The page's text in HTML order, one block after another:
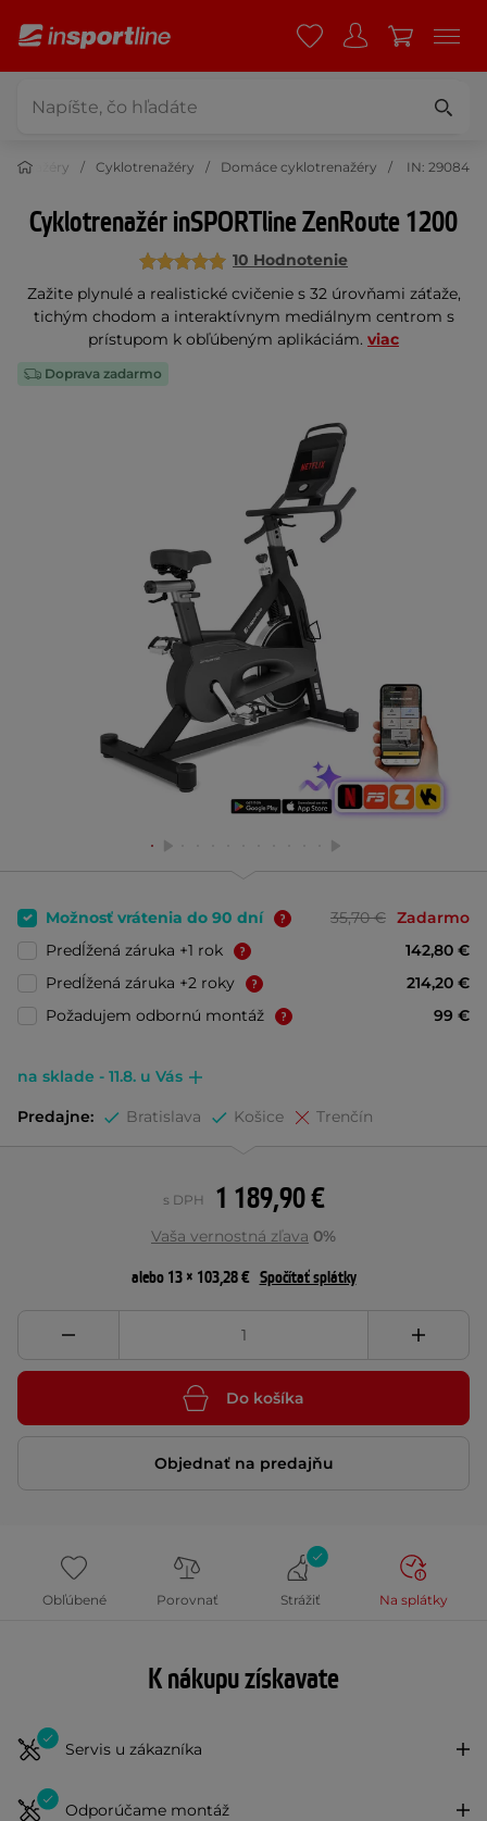
Trenažéry Cyklotrenažéry Domáce cyklotrenažéry IN: 29084
Cyklotrenažér inSPORTline ZenRoute 1200
10 Hodnotenie
Zažite plynulé a realistické cvičenie s 32 úrovňami záťaže,
tichým chodom a interaktívnym mediálnym centrom s
prístupom k obľúbeným aplikáciám. viac
Doprava zadarmo
Možnosť vrátenia do 90 dní 35,70 € Zadarmo
Predĺžená záruka +1 rok
142,80 €
Predĺžená záruka +2 roky
214,20 €
Požadujem odbornú montáž
99 €
na sklade - 11.8. u Vás
Predajne: Bratislava Košice Trenčín
1 189,90 €
s DPH
Vaša vernostná zľava 0%
alebo 13 × 103,28 € Spočítať splátky
Do košíka
Objednať na predajňu
Obľúbené Porovnať Strážiť Na splátky
K nákupu získavate
Servis u zákazníka
Odporúčame montáž